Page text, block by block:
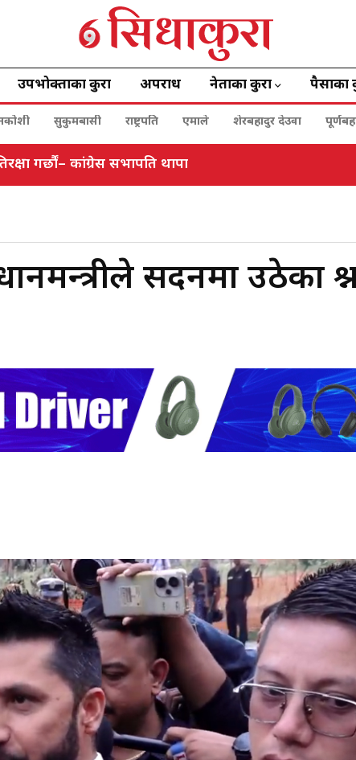
उपभोक्ताका कुरा अपराध नेताका कुरा पैसाका
सुकुमबासी राष्ट्रपति एमाले शेरबहादुर देउवा
गर्छौं– कांग्रेस सभापति थापा
सदनमा उठेका